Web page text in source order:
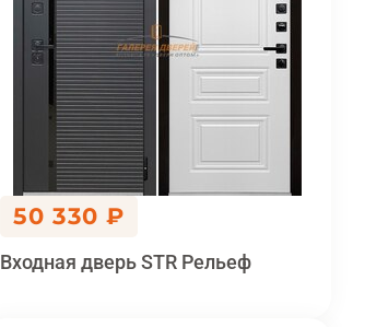
50 330 ₽
Входная дверь STR Рельеф